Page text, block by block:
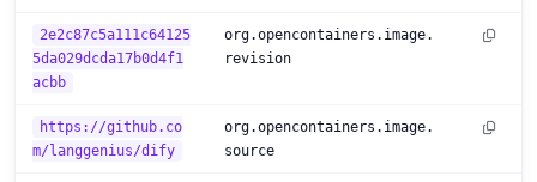
2e2c87c5a111c64125
5da029dcda17b0d4f1
acbb
org.opencontainers.image.
revision
https://github.co
m/langgenius/dify
org.opencontainers.image.
source